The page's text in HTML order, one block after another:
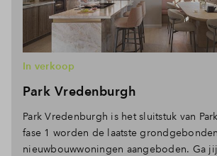
Park Vredenburgh
In verkoop
Park Vredenburgh is het sluitstuk van
fase 1 worden de laatste grondgebonden
nieuwbouwwoningen aangeboden. Ga